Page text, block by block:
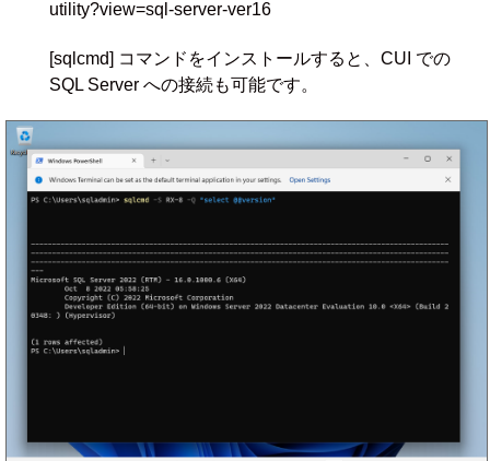
utility?view=sql-server-ver16
[sqlcmd] コマンドをインストールすると、CUI での
SQL Server への接続も可能です。